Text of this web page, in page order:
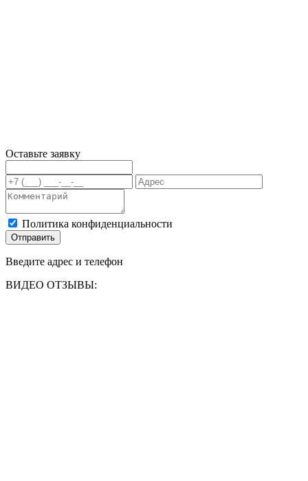
Оставьте заявку
Политика конфиденциальности
Отправить
Введите адрес и телефон
ВИДЕО ОТЗЫВЫ: